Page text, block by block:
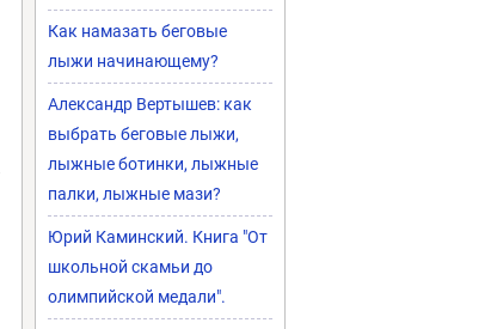
Как намазать беговые
лыжи начинающему?
Александр Вертышев: как
выбрать беговые лыжи,
лыжные ботинки, лыжные
палки, лыжные мази?
Юрий Каминский. Книга "От
школьной скамьи до
олимпийской медали".